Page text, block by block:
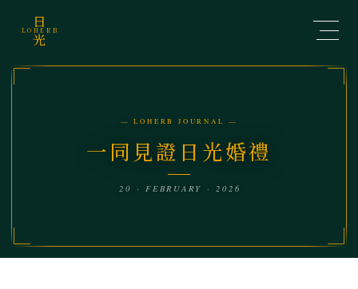
日
LOHERB
光
— LOHERB JOURNAL —
一同見證日光婚禮
20 · FEBRUARY · 2026